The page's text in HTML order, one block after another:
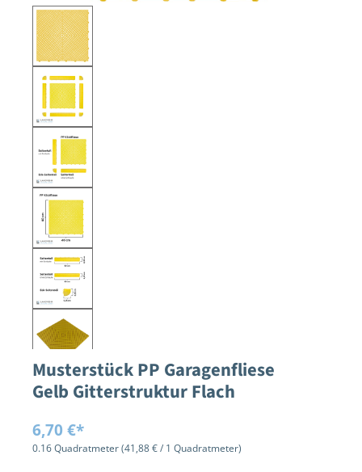
Musterstück PP Garagenfliese
Gelb Gitterstruktur Flach
6,70 €*
0.16 Quadratmeter(41,88 € / 1 Quadratmeter)